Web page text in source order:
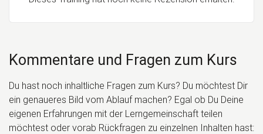
Kommentare und Fragen zum Kurs
Du hast noch inhaltliche Fragen zum Kurs? Du möchtest Dir
ein genaueres Bild vom Ablauf machen? Egal ob Du Deine
eigenen Erfahrungen mit der Lerngemeinschaft teilen
möchtest oder vorab Rückfragen zu einzelnen Inhalten hast: